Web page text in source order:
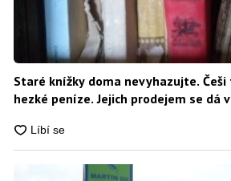
Staré knížky doma nevyhazujte.
hezké peníze. Jejich prodejem se dá